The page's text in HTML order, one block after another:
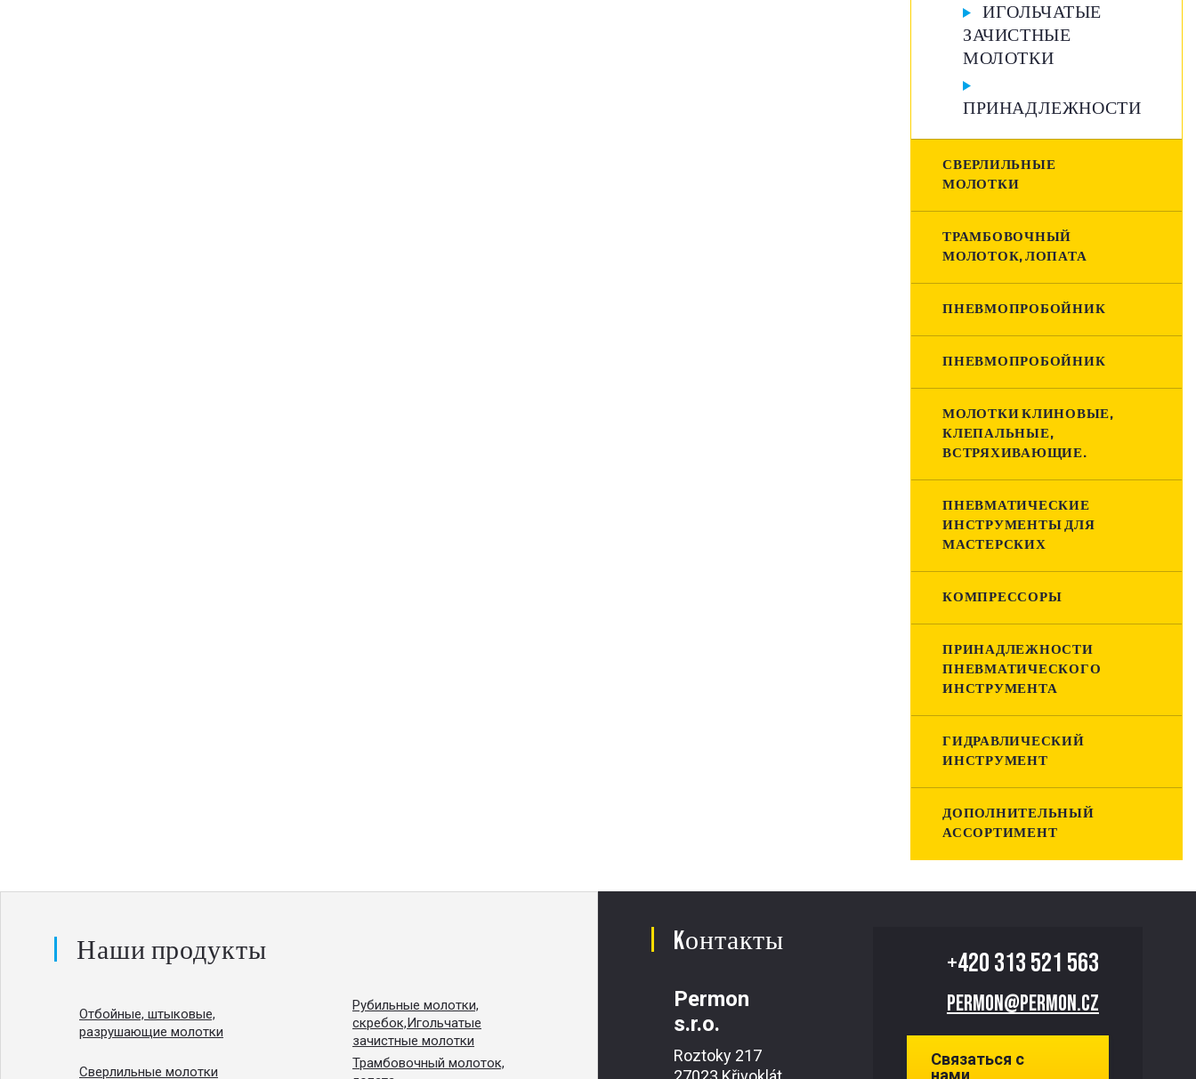
ИГОЛЬЧАТЫЕ
ЗАЧИСТНЫЕ
МОЛОТКИ
ПРИНАДЛЕЖНОСТИ
СВЕРЛИЛЬНЫЕ
МОЛОТКИ
ТРАМБОВОЧНЫЙ
МОЛОТОК, ЛОПАТА
ПНЕВМОПРОБОЙНИК
ПНЕВМОПРОБОЙНИК
МОЛОТКИ КЛИНОВЫЕ,
КЛЕПАЛЬНЫЕ,
ВСТРЯХИВАЮЩИЕ.
ПНЕВМАТИЧЕСКИЕ
ИНСТРУМЕНТЫ ДЛЯ
МАСТЕРСКИХ
КОМПРЕССОРЫ
ПРИНАДЛЕЖНОСТИ
ПНЕВМАТИЧЕСКОГО
ИНСТРУМЕНТА
ГИДРАВЛИЧЕСКИЙ
ИНСТРУМЕНТ
ДОПОЛНИТЕЛЬНЫЙ
АССОРТИМЕНТ
Наши продукты
Отбойные, штыковые,
разрушающие молотки
Рубильные молотки,
скребок,Игольчатые
зачистные молотки
Сверлильные молотки
Трамбовочный молоток,
Kонтакты
Permon
s.r.o.
Roztoky 217
+420313 521 563
permon@permon.cz
Связаться с
нами